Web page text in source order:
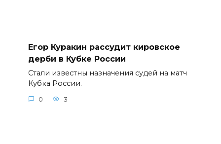
Егор Куракин рассудит кировское
дерби в Кубке России
Стали известны назначения судей на матч
Кубка России.
0 3